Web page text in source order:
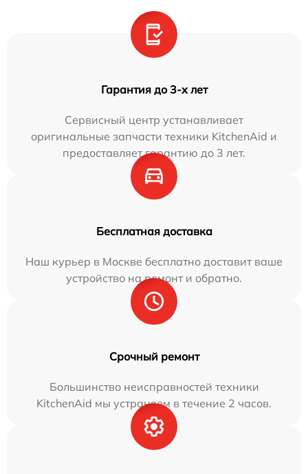
Гарантия до 3-х лет
Сервисный центр устанавливает
оригинальные запчасти техники KitchenAid и
предоставляет гарантию до 3 лет.
Бесплатная доставка
Наш курьер в Москве бесплатно доставит ваше
устройство на ремонт и обратно.
Срочный ремонт
Большинство неисправностей техники
KitchenAid мы устраняем в течение 2 часов.